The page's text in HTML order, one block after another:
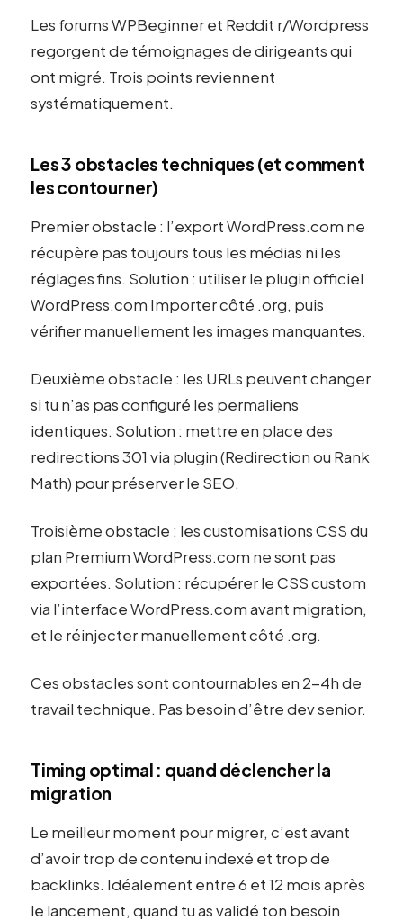
Les forums WPBeginner et Reddit r/Wordpress
regorgent de témoignages de dirigeants qui
ont migré. Trois points reviennent
systématiquement.
Les 3 obstacles techniques (et comment
les contourner)
Premier obstacle : l’export WordPress.com ne
récupère pas toujours tous les médias ni les
réglages fins. Solution : utiliser le plugin officiel
WordPress.com Importer côté .org, puis
vérifier manuellement les images manquantes.
Deuxième obstacle : les URLs peuvent changer
si tu n’as pas configuré les permaliens
identiques. Solution : mettre en place des
redirections 301 via plugin (Redirection ou Rank
Math) pour préserver le SEO.
Troisième obstacle : les customisations CSS du
plan Premium WordPress.com ne sont pas
exportées. Solution : récupérer le CSS custom
via l’interface WordPress.com avant migration,
et le réinjecter manuellement côté .org.
Ces obstacles sont contournables en 2-4h de
travail technique. Pas besoin d’être dev senior.
Timing optimal : quand déclencher la
migration
Le meilleur moment pour migrer, c’est avant
d’avoir trop de contenu indexé et trop de
backlinks. Idéalement entre 6 et 12 mois après
le lancement, quand tu as validé ton besoin